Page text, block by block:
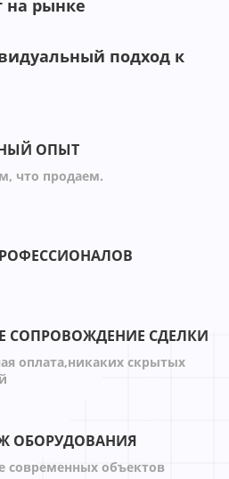
на рынке
подход к
ОПЫТ
что продаем.
СОПРОВОЖДЕНИЕ СДЕЛКИ
оплата,никаких скрытых
ОБОРУДОВАНИЯ
современных объектов